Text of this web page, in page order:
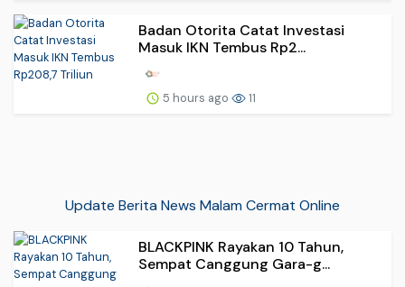
Badan Otorita Catat Investasi
Masuk IKN Tembus Rp2...
5 hours ago 11
Update Berita News Malam Cermat Online
BLACKPINK Rayakan 10 Tahun,
Sempat Canggung Gara-g...